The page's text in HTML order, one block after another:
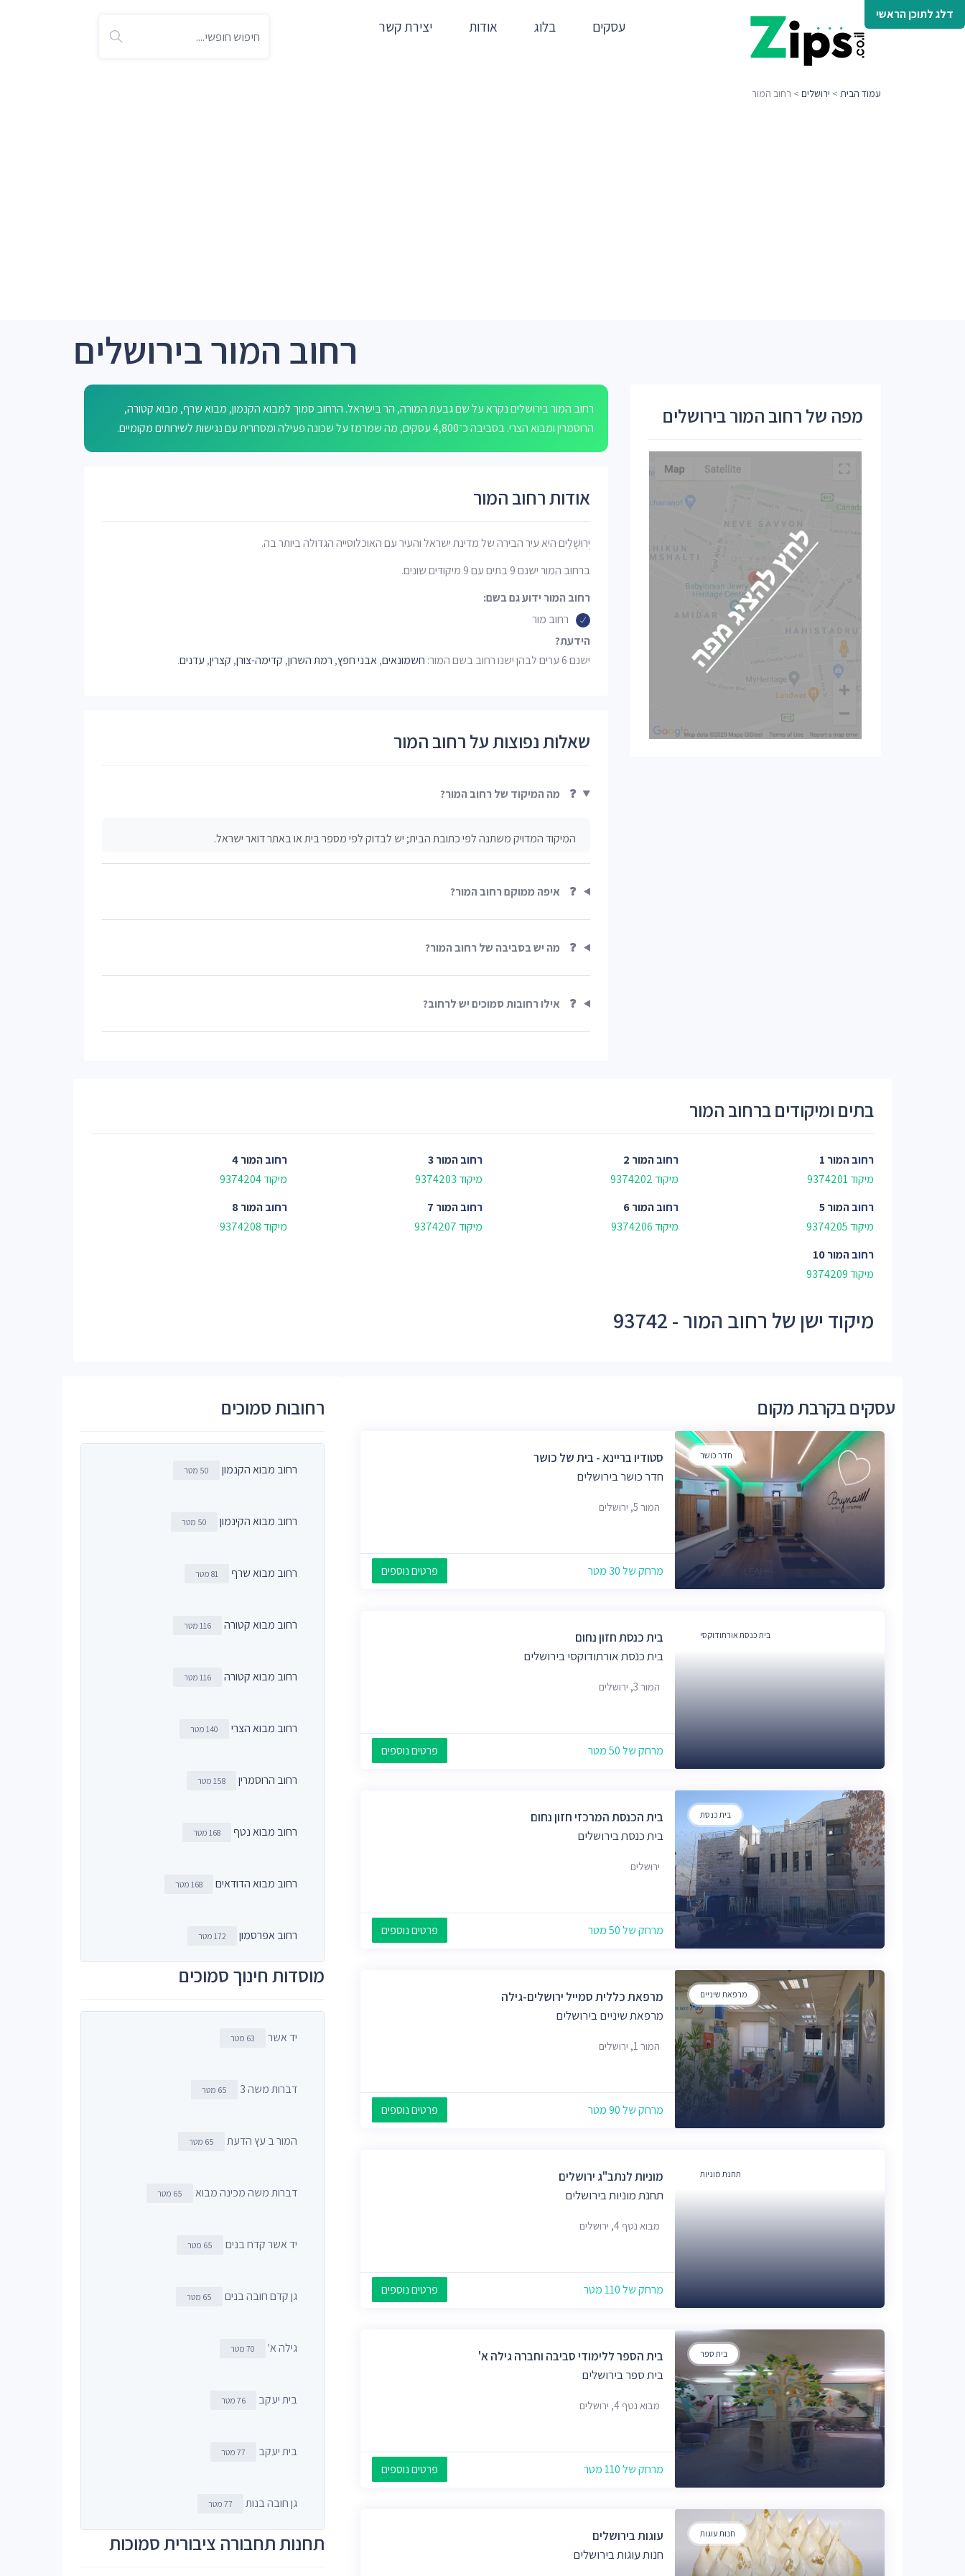
דלג לתוכן הראשי
עסקים בלוג אודות יצירת קשר
עמוד הבית > ירושלים > רחוב המור
רחוב המור בירושלים
רחוב המור בירושלים נקרא על שם גבעת המורה, הר בישראל. הרחוב סמוך למבוא הקנמון, מבוא שרף, מבוא קטורה,
הרוסמרין ומבוא הצרי. בסביבה כ־4,800 עסקים, מה שמרמז על שכונה פעילה ומסחרית עם נגישות לשירותים מקומיים.
אודות רחוב המור
יְרוּשָׁלַיִם היא עיר הבירה של מדינת ישראל והעיר עם האוכלוסייה הגדולה ביותר בה.
ברחוב המור ישנם 9 בתים עם 9 מיקודים שונים.
רחוב המור ידוע גם בשם:
רחוב מור
הידעת?
ישנם 6 ערים לבהן ישנו רחוב בשם המור:
חשמונאים,אבני חפץ, רמת השרון, קדימה-צורן, קצרין, עדנים.
שאלות נפוצות על רחוב המור
❓ מה המיקוד של רחוב המור?
המיקוד המדויק משתנה לפי כתובת הבית; יש לבדוק לפי מספר בית או באתר דואר ישראל.
❓ איפה ממוקם רחוב המור?
❓ מה יש בסביבה של רחוב המור?
❓ אילו רחובות סמוכים יש לרחוב?
מפה של רחוב המור בירושלים
בתים ומיקודים ברחוב המור
רחובהמור 1
מיקוד 9374201
רחובהמור 2
מיקוד 9374202
רחובהמור 3
מיקוד 9374203
רחובהמור 4
מיקוד 9374204
רחובהמור 5
מיקוד 9374205
רחובהמור 6
מיקוד 9374206
רחובהמור 7
מיקוד 9374207
רחובהמור 8
מיקוד 9374208
רחובהמור 10
מיקוד 9374209
מיקוד ישן של רחוב המור - 93742
עסקים בקרבת מקום
חדר כושר
סטודיו בריינא - בית של כושר
חדר כושר בירושלים
המור 5, ירושלים
מרחק של 30 מטר פרטים נוספים
בית כנסת אורתודוקסי
בית כנסת חזון נחום
בית כנסת אורתודוקסי בירושלים
המור 3, ירושלים
מרחק של 50 מטר פרטים נוספים
בית כנסת
בית הכנסת המרכזי חזון נחום
בית כנסת בירושלים
ירושלים
מרחק של 50 מטר פרטים נוספים
מרפאת שיניים
מרפאת כללית סמייל ירושלים-גילה
מרפאת שיניים בירושלים
המור 1, ירושלים
מרחק של 90 מטר פרטים נוספים
תחנת מוניות
מוניות לנתב"ג ירושלים
תחנת מוניות בירושלים
מבוא נטף 4, ירושלים
מרחק של 110 מטר פרטים נוספים
בית ספר
בית הספר ללימודי סביבה וחברה גילה א'
בית ספר בירושלים
מבוא נטף 4, ירושלים
מרחק של 110 מטר פרטים נוספים
חנות עוגות
עוגות בירושלים
חנות עוגות בירושלים
רחובות סמוכים
רחוב מבוא הקנמון 50 מטר
רחוב מבוא הקינמון 50 מטר
רחוב מבוא שרף 81 מטר
רחוב מבוא קטורה 116 מטר
רחוב מבוא קטורה 116 מטר
רחוב מבוא הצרי 140 מטר
רחוב הרוסמרין 158 מטר
רחוב מבוא נטף 168 מטר
רחוב מבוא הדודאים 168 מטר
רחוב אפרסמון 172 מטר
מוסדות חינוך סמוכים
יד אשר 63 מטר
דברות משה 3 65 מטר
המור ב עץ הדעת 65 מטר
דברות משה מכינה מבוא 65 מטר
יד אשר קדח בנים 65 מטר
גן קדם חובה בנים 65 מטר
גילה א' 70 מטר
בית יעקב 76 מטר
בית יעקב 77 מטר
גן חובה בנות 77 מטר
תחנות תחבורה ציבורית סמוכות